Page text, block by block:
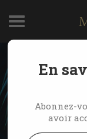
Visite
En
Abonnez-
avoir
Saisissez votre adresse e-mail…